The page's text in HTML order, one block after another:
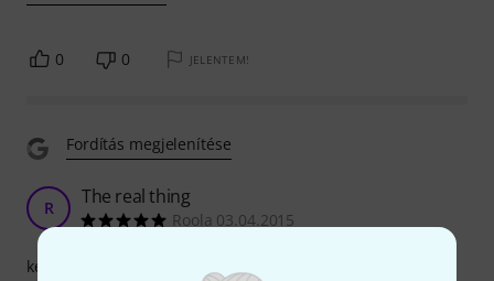
0 0 JELENTEM!
Fordítás megjelenítése
R The real thing
Roola 03.04.2015
kezelés